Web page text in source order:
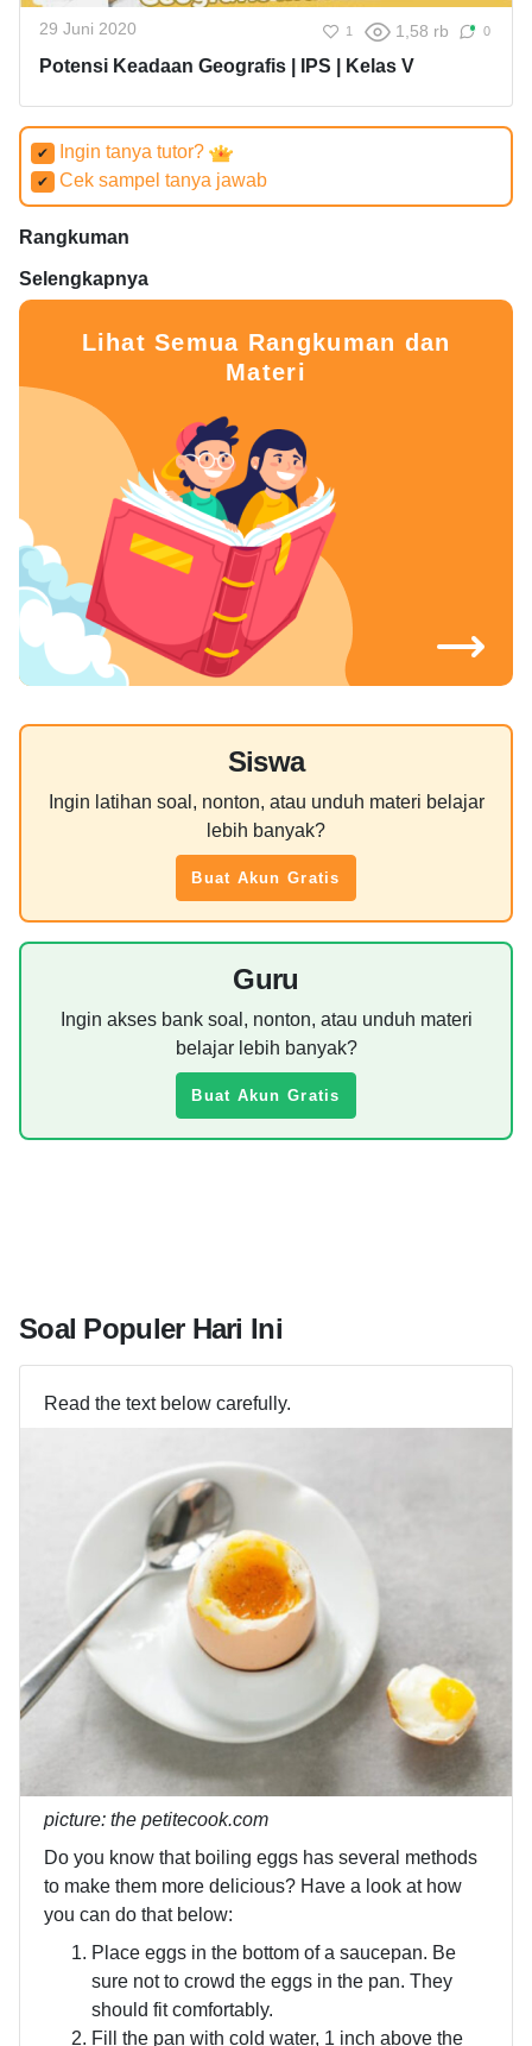
29 Juni 2020 1 1,58 rb 0
Potensi Keadaan Geografis | IPS | Kelas V
✔ Ingin tanya tutor?
✔ Cek sampel tanya jawab
Rangkuman
Selengkapnya
Lihat Semua Rangkuman dan
Materi
Siswa
Ingin latihan soal, nonton, atau unduh materi belajar
lebih banyak?
Buat Akun Gratis
Guru
Ingin akses bank soal, nonton, atau unduh materi
belajar lebih banyak?
Buat Akun Gratis
Soal Populer Hari Ini
Read the text below carefully.
picture: the petitecook.com
Do you know that boiling eggs has several methods
to make them more delicious? Have a look at how
you can do that below:
Place eggs in the bottom of a saucepan. Be
sure not to crowd the eggs in the pan. They
should fit comfortably.
Fill the pan with cold water, 1 inch above the